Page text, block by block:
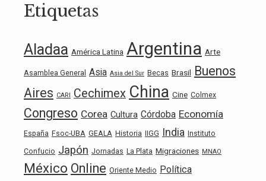
Etiquetas
Aladaa América Latina Argentina Arte
Asamblea General Asia Asia del Sur Becas Brasil Buenos
Aires CARI Cechimex China Cine Colmex
Congreso Corea Cultura Córdoba Economía
España Fsoc-UBA GEALA Historia IIGG India Instituto
Confucio Japón Jornadas La Plata Migraciones MNAO
México Online Oriente Medio Política